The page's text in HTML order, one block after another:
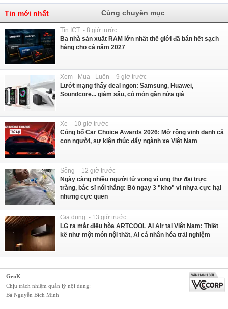
Tin mới nhất Cùng chuyên mục
Tin ICT - 8 giờ trước
Ba nhà sản xuất RAM lớn nhất thế giới đã bán hết sạch
hàng cho cả năm 2027
Xem - Mua - Luôn - 9 giờ trước
Lướt mạng thấy deal ngon: Samsung, Huawei,
Soundcore... giảm sâu, có món gần nửa giá
Xe - 10 giờ trước
Công bố Car Choice Awards 2026: Mở rộng vinh danh cả
con người, sự kiện thúc đẩy ngành xe Việt Nam
Sống - 12 giờ trước
Ngày càng nhiều người tử vong vì ung thư đại trực
tràng, bác sĩ nói thẳng: Bỏ ngay 3 "kho" vi nhựa cực hại
nhưng cực quen
Gia dụng - 13 giờ trước
LG ra mắt điều hòa ARTCOOL AI Air tại Việt Nam: Thiết
kế như một món nội thất, AI cá nhân hóa trải nghiệm
GenK
Chịu trách nhiệm quản lý nội dung:
Bà Nguyễn Bích Minh